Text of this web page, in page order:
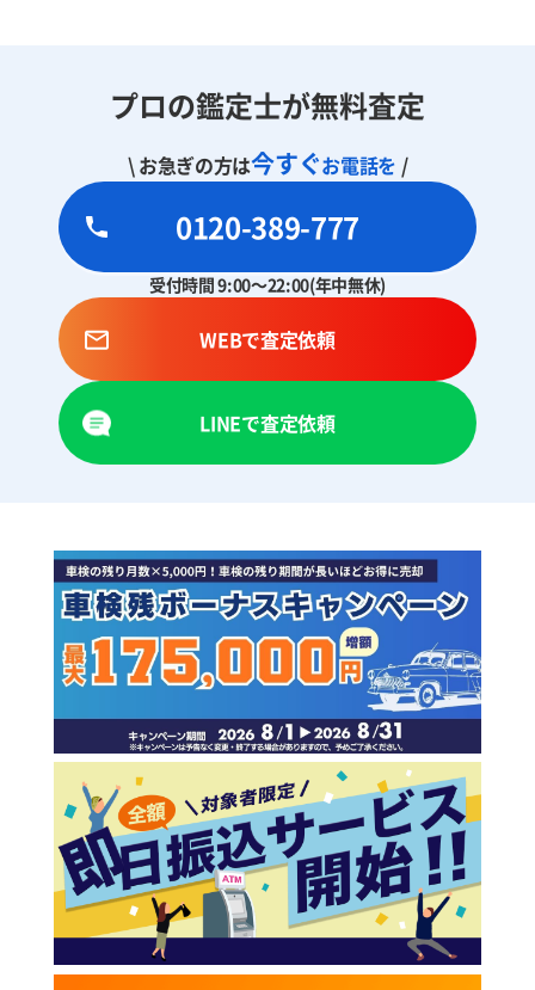
プロの鑑定士が無料査定
\ お急ぎの方は今すぐお電話を /
0120-389-777
受付時間 9:00～22:00(年中無休)
WEBで査定依頼
LINEで査定依頼